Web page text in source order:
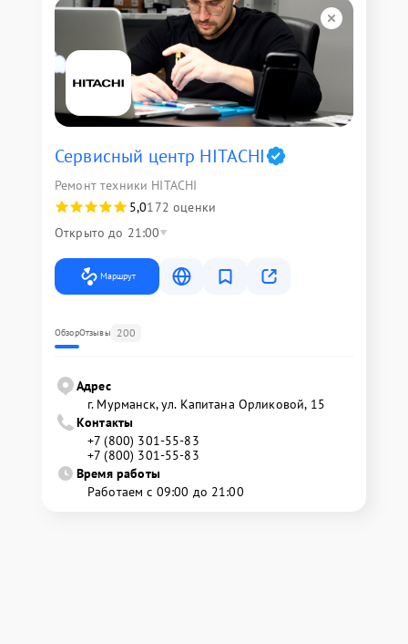
Сервисный центр HITACHI
Ремонт техники HITACHI
5,0172 оценки
Открыто до 21:00
Маршрут
ОбзорОтзывы 200
Адрес
г. Мурманск, ул. Капитана Орликовой, 15
Контакты
+7 (800) 301-55-83
+7 (800) 301-55-83
Время работы
Работаем с 09:00 до 21:00